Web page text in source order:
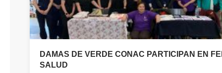
DAMAS DE VERDE CONAC PARTICIPAN EN
SALUD